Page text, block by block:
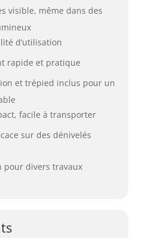
visible, même dans des
d’utilisation
rapide et pratique
et trépied inclus pour un
facile à transporter
sur des dénivelés
pour divers travaux